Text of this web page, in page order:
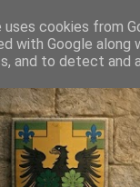
SOMBRAS DO PODER
uses cookies from
with Google
and to detect and